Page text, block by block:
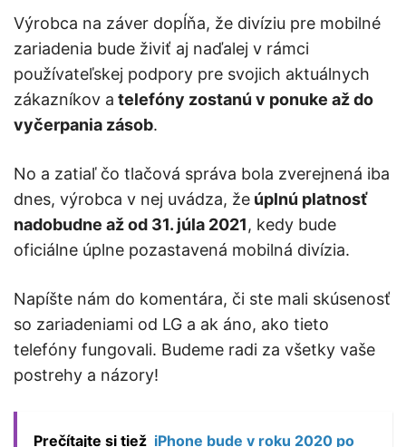
Výrobca na záver dopĺňa, že divíziu pre mobilné
zariadenia bude živiť aj naďalej v rámci
používateľskej podpory pre svojich aktuálnych
zákazníkov a telefóny zostanú v ponuke až do
vyčerpania zásob.
No a zatiaľ čo tlačová správa bola zverejnená iba
dnes, výrobca v nej uvádza, že úplnú platnosť
nadobudne až od 31. júla 2021, kedy bude
oficiálne úplne pozastavená mobilná divízia.
Napíšte nám do komentára, či ste mali skúsenosť
so zariadeniami od LG a ak áno, ako tieto
telefóny fungovali. Budeme radi za všetky vaše
postrehy a názory!
Prečítajte si tiež iPhone bude v roku 2020 po